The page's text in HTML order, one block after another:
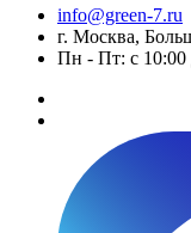
info@green-7.ru
г. Москва,
Пн - Пт: с 10:00